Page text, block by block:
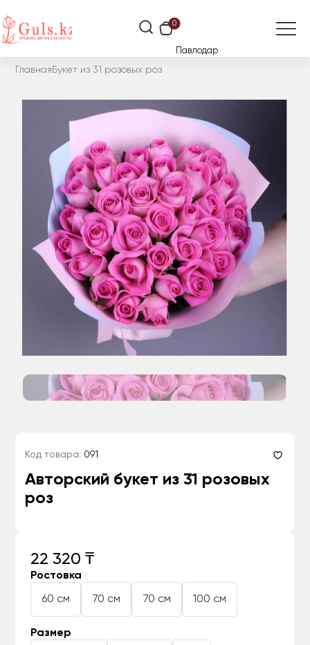
0
Павлодар
Главная Букет из 31 розовых роз
Код товара: 091
Авторский букет из 31 розовых
роз
22 320 ₸
Ростовка
60 см 70 см 70 см 100 см
Размер